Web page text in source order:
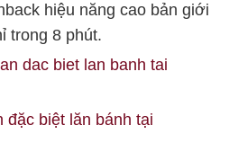
hiệu năng cao bản giới
trong 8 phút.
đặc biệt lăn bánh tại